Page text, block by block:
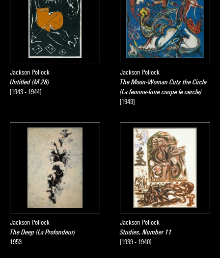
Jackson Pollock
Untitled (M 28)
[1943 - 1944]
Jackson Pollock
The Moon-Woman Cuts the Circle
(La femme-lune coupe le cercle)
[1943]
Jackson Pollock
The Deep (La Profondeur)
1953
Jackson Pollock
Studies, Number 11
[1939 - 1940]